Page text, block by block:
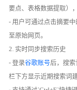
要点、表格数据提取）
- 用户可通过点击摘要
至原始网页。
2. 实时同步搜索历史
- 登录谷歌账号后，搜
栏下方显示近期搜索词